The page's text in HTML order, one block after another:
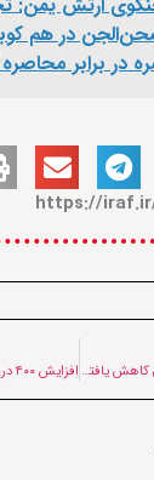
در هم
در برابر
تجارت میان هند و افغانستان کاهش یافته است